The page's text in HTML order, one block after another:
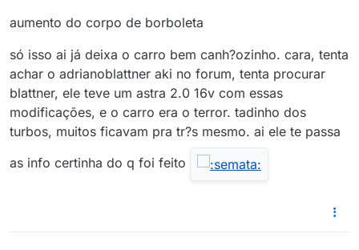
aumento do corpo de borboleta
só isso ai já deixa o carro bem canh?ozinho. cara, tenta
achar o adrianoblattner aki no forum, tenta procurar
blattner, ele teve um astra 2.0 16v com essas
modificações, e o carro era o terror. tadinho dos
turbos, muitos ficavam pra tr?s mesmo. ai ele te passa
as info certinha do q foi feito